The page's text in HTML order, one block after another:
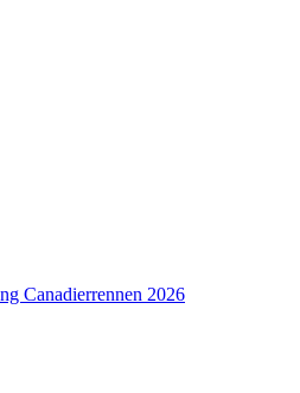
Canadierrennen 2026